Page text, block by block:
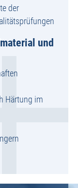
der
und
Härtung im